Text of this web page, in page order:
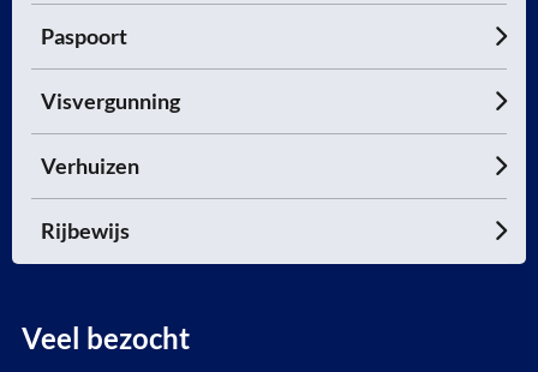
Paspoort
Visvergunning
Verhuizen
Rijbewijs
Veel bezocht